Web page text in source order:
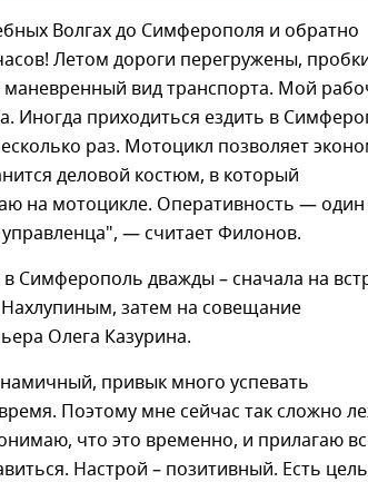
Волгах до Симферополя и обратно
Летом дороги перегружены,
вид транспорта. Мой
Иногда приходиться ездить в
раз. Мотоцикл позволяет
деловой костюм, в который
на мотоцикле. Оперативность — один
— считает Филонов.
Симферополь дважды – сначала на
затем на совещание
Олега Казурина.
привык много успевать
Поэтому мне сейчас так сложно
что это временно, и прилагаю
Настрой – позитивный. Есть